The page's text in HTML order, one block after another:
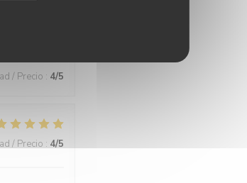
/ Precio : 4/5
/ Precio : 4/5